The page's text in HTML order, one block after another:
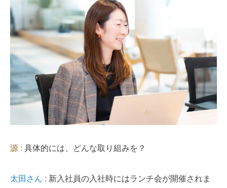
源 : 具体的には、どんな取り組みを？
太田さん : 新入社員の入社時にはランチ会が開催されま